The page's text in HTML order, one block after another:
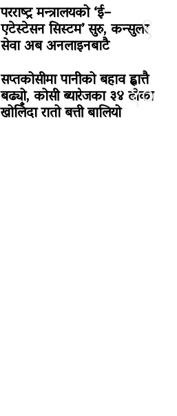
९
परराष्ट्र मन्त्रालयको ‘ई–
एटेस्टेसन सिस्टम’ सुरु, कन्सुलर
सेवा अब अनलाइनबाटै
१०
सप्तकोसीमा पानीको बहाव ह्वात्तै
बढ्यो, कोसी ब्यारेजका ३४ ढोका
खोलिँदा रातो बत्ती बालियो